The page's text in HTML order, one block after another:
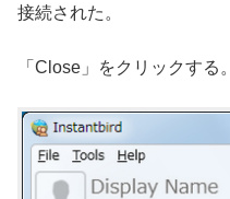
接続された。
「Close」をクリックする。